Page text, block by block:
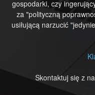
gospodarki, czy
za "polityczną
usiłującą narzucić
Skontaktuj się z